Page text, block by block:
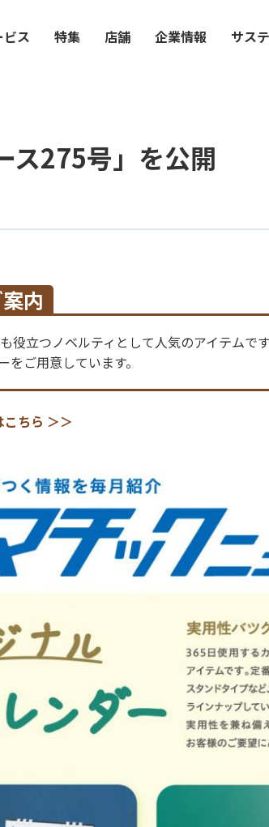
ビス 特集 店舗 企業情報 サス
ス275号」を公開
内
役立つノベルティとして人気のアイテムです
ご用意しています。
ちら ＞＞